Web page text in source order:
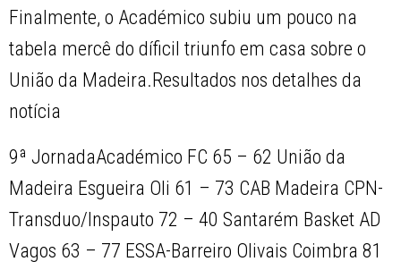
Finalmente, o Académico subiu um pouco na
tabela mercê do díficil triunfo em casa sobre o
União da Madeira.Resultados nos detalhes da
notícia
9ª JornadaAcadémico FC 65 – 62 União da
Madeira Esgueira Oli 61 – 73 CAB Madeira CPN-
Transduo/Inspauto 72 – 40 Santarém Basket AD
Vagos 63 – 77 ESSA-Barreiro Olivais Coimbra 81